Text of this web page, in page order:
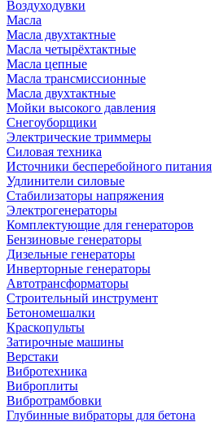
Воздуходувки
Масла
Масла двухтактные
Масла четырёхтактные
Масла цепные
Масла трансмиссионные
Масла двухтактные
Мойки высокого давления
Снегоуборщики
Электрические триммеры
Силовая техника
Источники бесперебойного питания
Удлинители силовые
Стабилизаторы напряжения
Электрогенераторы
Комплектующие для генераторов
Бензиновые генераторы
Дизельные генераторы
Инверторные генераторы
Автотрансформаторы
Строительный инструмент
Бетономешалки
Краскопульты
Затирочные машины
Верстаки
Вибротехника
Виброплиты
Вибротрамбовки
Глубинные вибраторы для бетона